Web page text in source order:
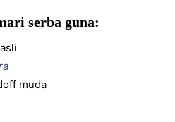
serba guna:
muda